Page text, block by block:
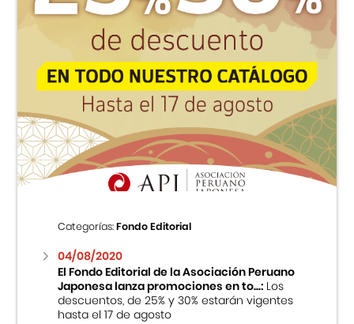
Categorías:Fondo Editorial
04/08/2020
El Fondo Editorial de la Asociación Peruano
Japonesa lanza promociones en to...:Los
descuentos, de 25% y 30% estarán vigentes
hasta el 17 de agosto